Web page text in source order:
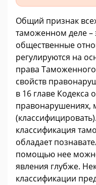
Общий признак
таможенном деле –
общественные
регулируются на
права
свойств
в 16 главе Кодекса
правонарушениях,
классификация
обладает
помощью нее
явления глубже.
классификации